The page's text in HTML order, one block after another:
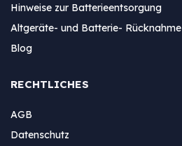
Hinweise zur Batterieentsorgung
Altgeräte- und Batterie- Rücknahme
Blog
RECHTLICHES
AGB
Datenschutz